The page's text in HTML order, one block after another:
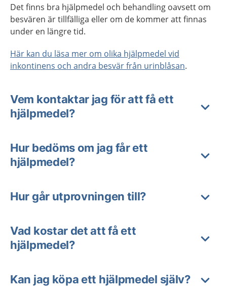
Det finns bra hjälpmedel och behandling oavsett om
besvären är tillfälliga eller om de kommer att finnas
under en längre tid.
Här kan du läsa mer om olika hjälpmedel vid
inkontinens och andra besvär från urinblåsan.
Vem kontaktar jag för att få ett
hjälpmedel?
Hur bedöms om jag får ett
hjälpmedel?
Hur går utprovningen till?
Vad kostar det att få ett
hjälpmedel?
Kan jag köpa ett hjälpmedel själv?